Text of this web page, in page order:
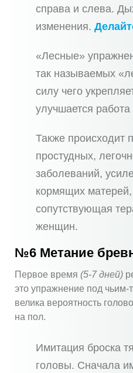
справа и слева.
изменения.
«Лесные»
так называемых
силу чего
улучшается
Также происходит
простудных,
заболеваний,
кормящих
сопутствующая
женщин.
№6 Метание
Первое время (5-7 дней)
это упражнение под чьим-
велика вероятность
на пол.
Имитация броска
головы. Сначала